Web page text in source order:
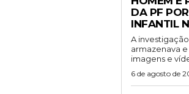
DA PF
INFANTIL
A
armazenava
imagens e
6 de agosto de